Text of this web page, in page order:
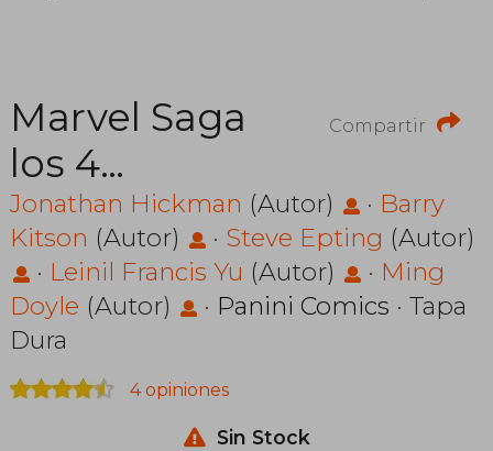
Compartir
Marvel Saga
los 4
Fantásticos de
Jonathan
Hickman. Para
Siempre
Jonathan Hickman (Autor) · Barry
Kitson (Autor) · Steve Epting (Autor)
· Leinil Francis Yu (Autor) · Ming
Doyle (Autor) · Panini Comics · Tapa
Dura
4 opiniones
Sin Stock